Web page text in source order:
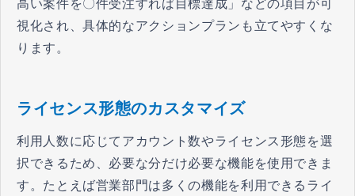
高い案件を〇件受注すれば目標達成」などの項目が可
視化され、具体的なアクションプランも立てやすくな
ります。
ライセンス形態のカスタマイズ
利用人数に応じてアカウント数やライセンス形態を選
択できるため、必要な分だけ必要な機能を使用できま
す。たとえば営業部門は多くの機能を利用できるライ